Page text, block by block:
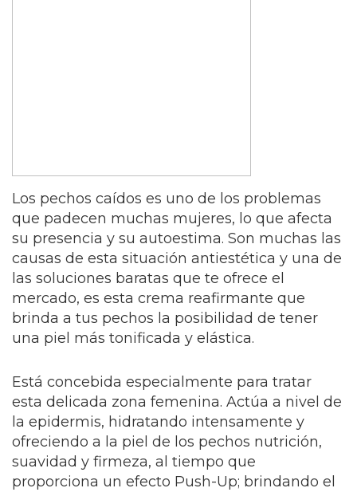
Los pechos caídos es uno de los problemas
que padecen muchas mujeres, lo que afecta
su presencia y su autoestima. Son muchas las
causas de esta situación antiestética y una de
las soluciones baratas que te ofrece el
mercado, es esta crema reafirmante que
brinda a tus pechos la posibilidad de tener
una piel más tonificada y elástica.
Está concebida especialmente para tratar
esta delicada zona femenina. Actúa a nivel de
la epidermis, hidratando intensamente y
ofreciendo a la piel de los pechos nutrición,
suavidad y firmeza, al tiempo que
proporciona un efecto Push-Up; brindando el